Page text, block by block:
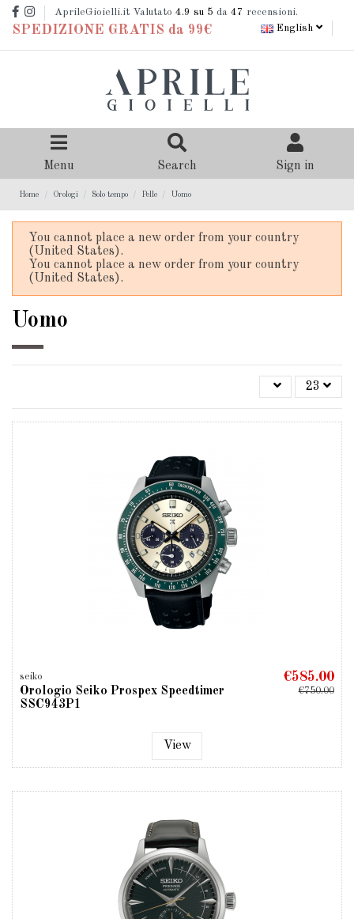
AprileGioielli.it Valutato 4.9 su 5 da 47 recensioni.
SPEDIZIONE GRATIS da 99€ English
Menu Search Sign in
Home Orologi Solo tempo Pelle Uomo
You cannot place a new order from your country
(United States).
You cannot place a new order from your country
(United States).
Uomo
23
seiko
Orologio Seiko Prospex Speedtimer
SSC943P1
€585.00
€750.00
View